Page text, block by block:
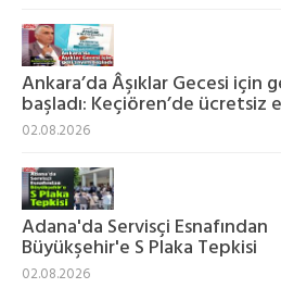
Ankara’da Âşıklar Gecesi için
başladı: Keçiören’de ücretsiz
02.08.2026
Adana'da Servisçi Esnafından
Büyükşehir'e S Plaka Tepkisi
02.08.2026